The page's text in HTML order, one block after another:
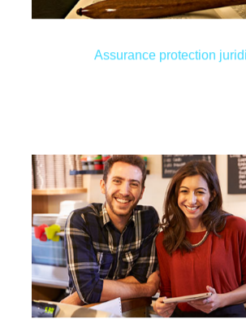
Assurance protection
Assurance protection
Assurance RC
Vous tenez un commerce où le
libre ? Cette assurance obligatoire
En effet, si un sinistre tel qu’un
explosion venait à toucher les
dans votre enseigne, vous seriez
dommages infligés à